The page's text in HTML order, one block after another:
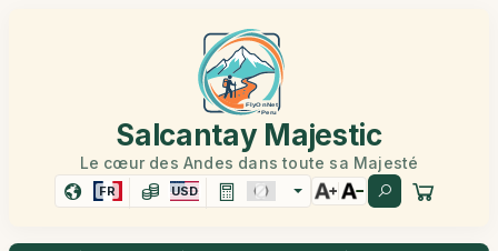
Salcantay Majestic
Le cœur des Andes dans toute sa Majesté
FR USD